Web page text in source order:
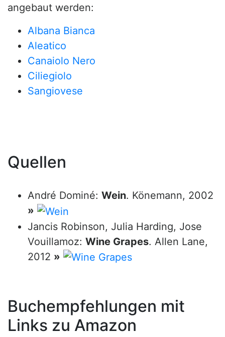
angebaut werden:
Albana Bianca
Aleatico
Canaiolo Nero
Ciliegiolo
Sangiovese
Quellen
André Dominé: Wein. Könemann, 2002
»
Jancis Robinson, Julia Harding, Jose
Vouillamoz: Wine Grapes. Allen Lane,
2012 »
Buchempfehlungen mit
Links zu Amazon